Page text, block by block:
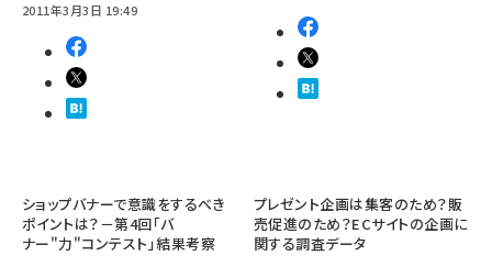
2011年3月3日 19:49
ショップバナーで意識をするべき
ポイントは？－第4回「バ
ナー"力"コンテスト」結果考察
プレゼント企画は集客のため？販
売促進のため？ECサイトの企画に
関する調査データ